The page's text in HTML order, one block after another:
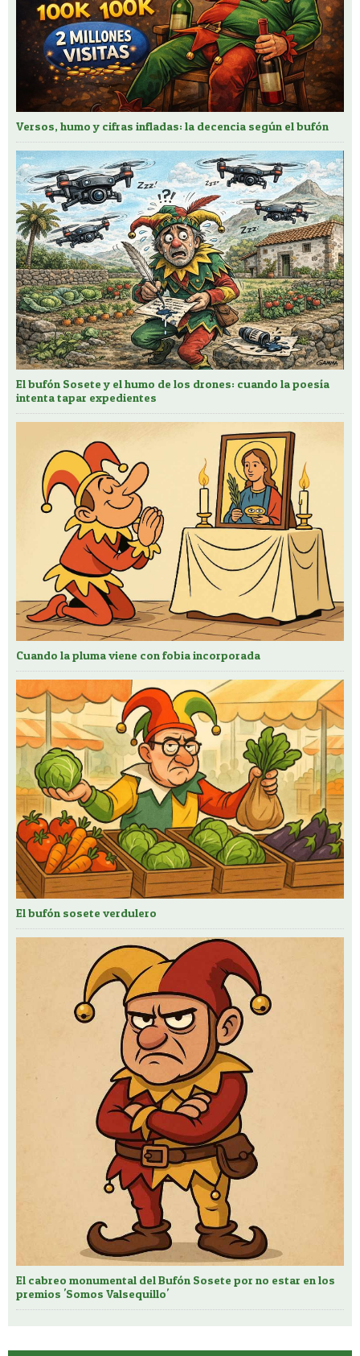
Versos, humo y cifras infladas: la decencia según el bufón
El bufón Sosete y el humo de los drones: cuando la poesía
intenta tapar expedientes
Cuando la pluma viene con fobia incorporada
El bufón sosete verdulero
El cabreo monumental del Bufón Sosete por no estar en los
premios 'Somos Valsequillo'